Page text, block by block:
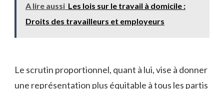
A lire aussi Les lois sur le travail à domicile :
Droits des travailleurs et employeurs
Le scrutin proportionnel,⁤ quant à lui, ⁣vise à‍ donner
une⁣ représentation plus équitable⁢ à tous les⁢ partis ​